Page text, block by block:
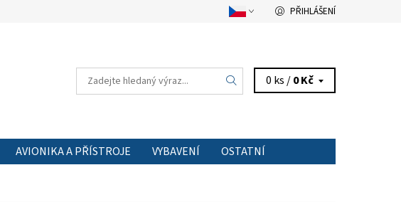
PŘIHLÁŠENÍ
0 ks /0 Kč
AVIONIKA A PŘÍSTROJE VYBAVENÍ
OSTATNÍ